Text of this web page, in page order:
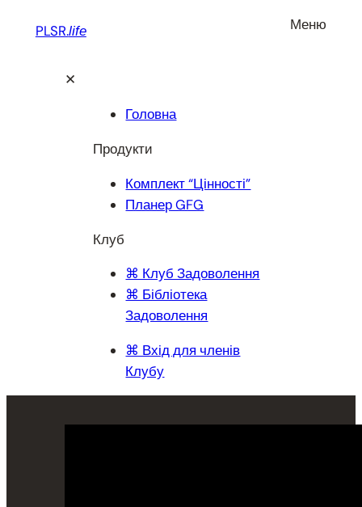
PLSR.life Меню
✕
Головна
Продукти
Комплект “Цінності”
Планер GFG
Клуб
⌘ Клуб Задоволення
⌘ Бібліотека
Задоволення
⌘ Вхід для членів
Клубу